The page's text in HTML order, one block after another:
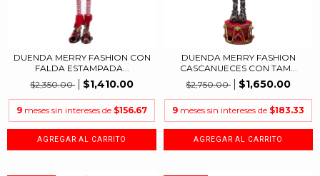
DUENDA MERRY FASHION CON
FALDA ESTAMPADA...
$2,350.00
$1,410.00
9 meses sin intereses de $156.67
DUENDA MERRY FASHION
CASCANUECES CON TAM...
$2,750.00
$1,650.00
9 meses sin intereses de $183.33